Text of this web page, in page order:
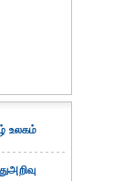
உலகம்